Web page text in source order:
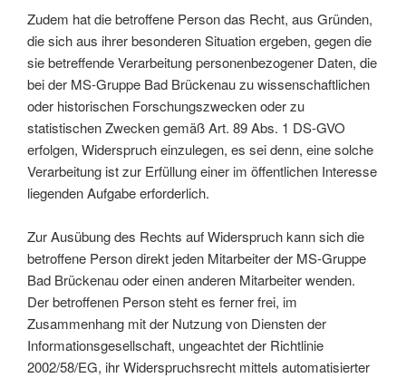
Zudem hat die betroffene Person das Recht, aus Gründen,
die sich aus ihrer besonderen Situation ergeben, gegen die
sie betreffende Verarbeitung personenbezogener Daten, die
bei der MS-Gruppe Bad Brückenau zu wissenschaftlichen
oder historischen Forschungszwecken oder zu
statistischen Zwecken gemäß Art. 89 Abs. 1 DS-GVO
erfolgen, Widerspruch einzulegen, es sei denn, eine solche
Verarbeitung ist zur Erfüllung einer im öffentlichen Interesse
liegenden Aufgabe erforderlich.
Zur Ausübung des Rechts auf Widerspruch kann sich die
betroffene Person direkt jeden Mitarbeiter der MS-Gruppe
Bad Brückenau oder einen anderen Mitarbeiter wenden.
Der betroffenen Person steht es ferner frei, im
Zusammenhang mit der Nutzung von Diensten der
Informationsgesellschaft, ungeachtet der Richtlinie
2002/58/EG, ihr Widerspruchsrecht mittels automatisierter